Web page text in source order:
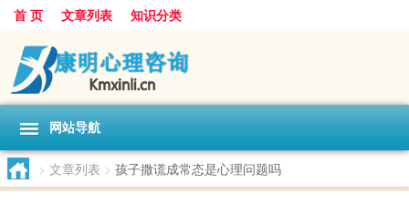
首 页 文章列表 知识分类
网站导航
> 文章列表 > 孩子撒谎成常态是心理问题吗